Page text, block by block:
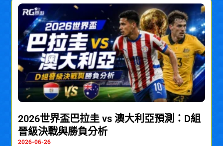
2026世界盃巴拉圭 vs 澳大利亞預測：D組
晉級決戰與勝負分析
2026-06-26